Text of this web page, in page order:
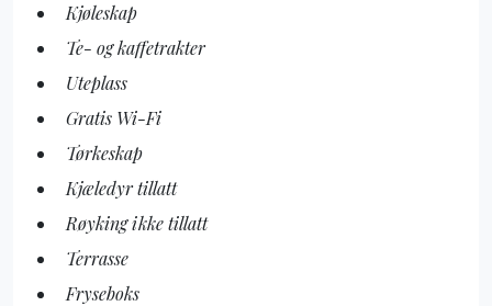
Kjøleskap
Te- og kaffetrakter
Uteplass
Gratis Wi-Fi
Tørkeskap
Kjæledyr tillatt
Røyking ikke tillatt
Terrasse
Fryseboks